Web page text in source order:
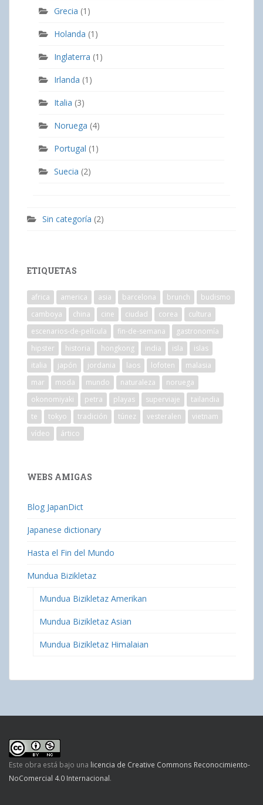
Grecia (1)
Holanda (1)
Inglaterra (1)
Irlanda (1)
Italia (3)
Noruega (4)
Portugal (1)
Suecia (2)
Sin categoría (2)
ETIQUETAS
africa america asia barcelona brunch
budismo
camboya
china cine ciudad corea
cultura
escenarios-de-película
fin-de-semana
gastronomía
hipster
historia hongkong india isla
islas
italia
japón jordania laos lofoten
malasia
mar
moda mundo naturaleza
noruega
okonomiyaki
petra playas superviaje
tailandia
te
tokyo tradición túnez vesteralen
vietnam
vídeo
ártico
WEBS AMIGAS
Blog JapanDict
Japanese dictionary
Hasta el Fin del Mundo
Mundua Bizikletaz
Mundua Bizikletaz Amerikan
Mundua Bizikletaz Asian
Mundua Bizikletaz Himalaian
Este obra está bajo una licencia de Creative Commons Reconocimiento-
NoComercial 4.0 Internacional.